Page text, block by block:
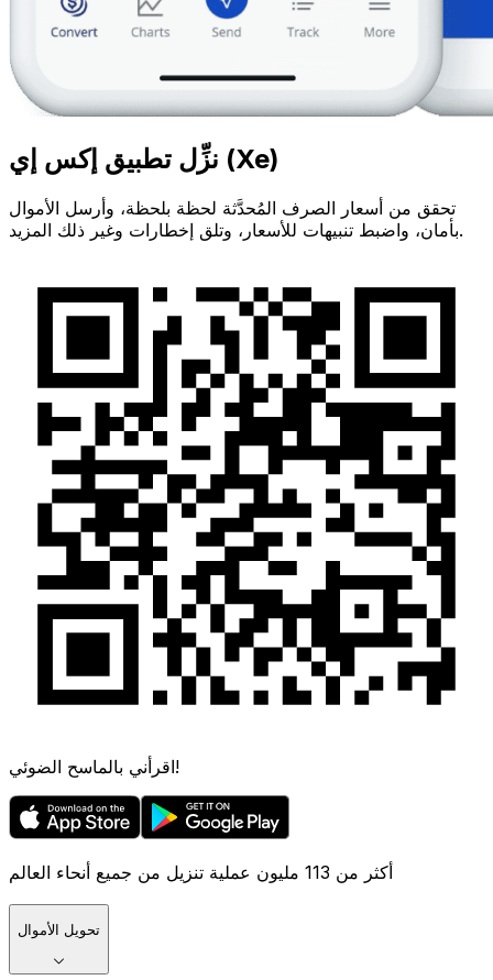
نزِّل تطبيق إكس إي (Xe)
تحقق من أسعار الصرف المُحدَّثة لحظة بلحظة، وأرسل الأموال
بأمان، واضبط تنبيهات للأسعار، وتلق إخطارات وغير ذلك المزيد.
اقرأني بالماسح الضوئي!
أكثر من 113 مليون عملية تنزيل من جميع أنحاء العالم
تحويل الأموال